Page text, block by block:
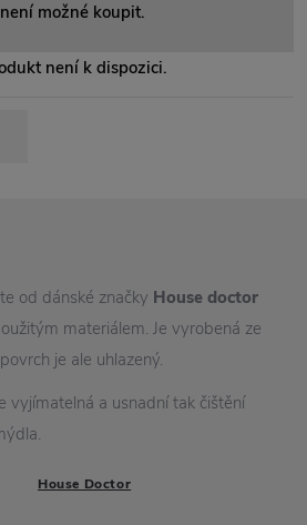
možné koupit.
není k dispozici.
od dánské značky House doctor
materiálem. Je vyrobená ze
je ale uhlazený.
vyjímatelná a usnadní tak čištění
House Doctor